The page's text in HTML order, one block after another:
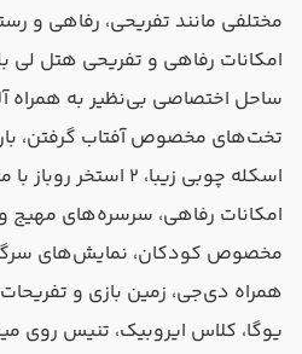
مختلفی مانند تفریحی، رفاهی و
امکانات رفاهی و تفریحی هتل
ساحل اختصاصی بی‌نظیر به همراه
تخت‌های مخصوص آفتاب گرفتن،
اسکله چوبی زیبا، ۲
مخصوص کودکان، نمایش‌های
همراه دی‌جی، زمین بازی و
یوگا،‌ کلاس ایروبیک، تنیس روی